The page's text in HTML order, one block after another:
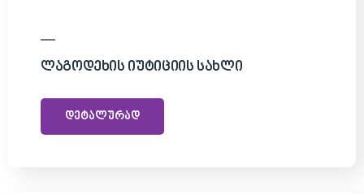
Ლაგოდეხის Იუტიციის Სახლი
დეტალურად